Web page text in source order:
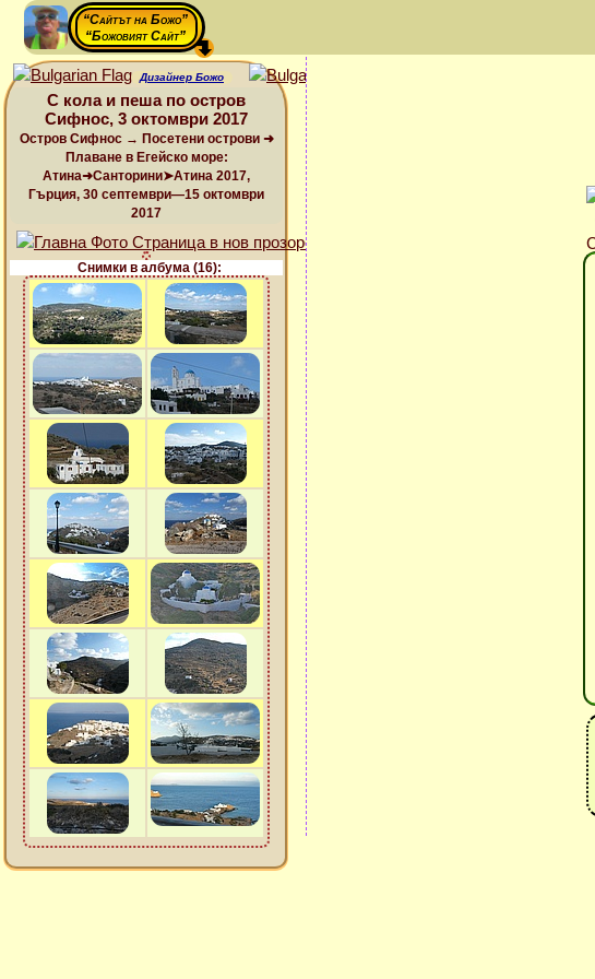
“Сайтът на Божо”
“Божовият Сайт”
Дизайнер Божо
С кола и пеша по остров
Сифнос, 3 октомври 2017
Остров Сифнос → Посетени острови ➜
Плаване в Егейско море:
Атина➜Санторини➤Атина 2017,
Гърция, 30 септември—15 октомври
2017
Снимки в албума (16):